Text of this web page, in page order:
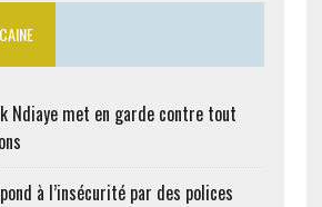
Ndiaye met en garde contre tout
à l’insécurité par des polices